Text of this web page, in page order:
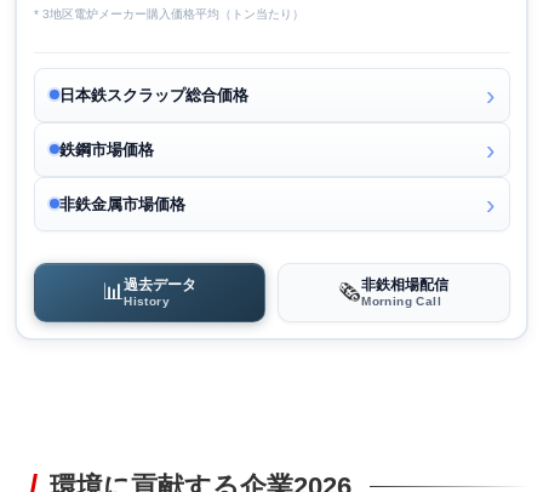
* 3地区電炉メーカー購入価格平均（トン当たり）
日本鉄スクラップ総合価格
鉄鋼市場価格
非鉄金属市場価格
📊過去データ
History 🗞️非鉄相場配信
Morning Call